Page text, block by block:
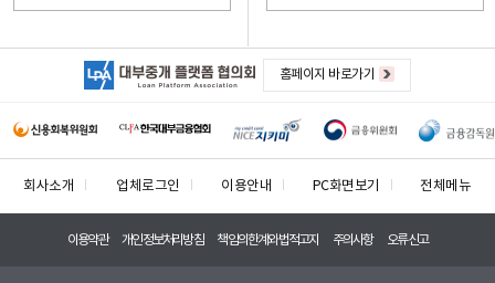
홈페이지 바로가기
회사소개 업체로그인 이용안내 PC화면보기 전체메뉴
이용약관 개인정보처리방침 책임의한계와법적고지 주의사항 오류신고